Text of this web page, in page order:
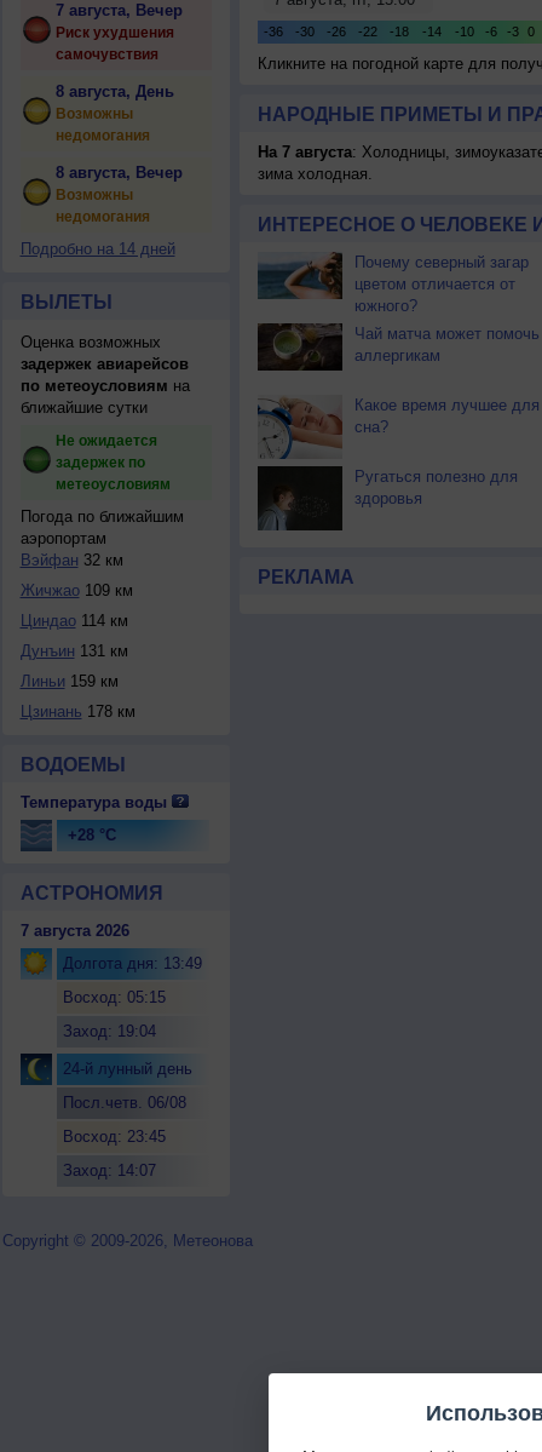
7 августа, Вечер
Риск ухудшения
самочувствия
8 августа, День
Возможны
недомогания
8 августа, Вечер
Возможны
недомогания
Подробно на 14 дней
ВЫЛЕТЫ
Оценка возможных
задержек авиарейсов
по метеоусловиям на
ближайшие сутки
Не ожидается
задержек по
метеоусловиям
Погода по ближайшим
аэропортам
Вэйфан 32 км
Жичжао109 км
Циндао114 км
Дунъин 131 км
Линьи 159 км
Цзинань 178 км
ВОДОЕМЫ
Температура воды
+28 °C
АСТРОНОМИЯ
7 августа 2026
Долгота дня: 13:49
Восход: 05:15
Заход: 19:04
24-й лунный день
Посл.четв. 06/08
Восход: 23:45
Заход: 14:07
Кликните на погодной карте для
НАРОДНЫЕ ПРИМЕТЫ И
На 7 августа: Холодницы,
зима холодная.
ИНТЕРЕСНОЕ О ЧЕЛОВЕКЕ
Почему северный загар
цветом отличается от
южного?
Чай матча может помочь
аллергикам
Какое время лучшее для
сна?
Ругаться полезно для
здоровья
РЕКЛАМА
Copyright © 2009-2026, Метеонова